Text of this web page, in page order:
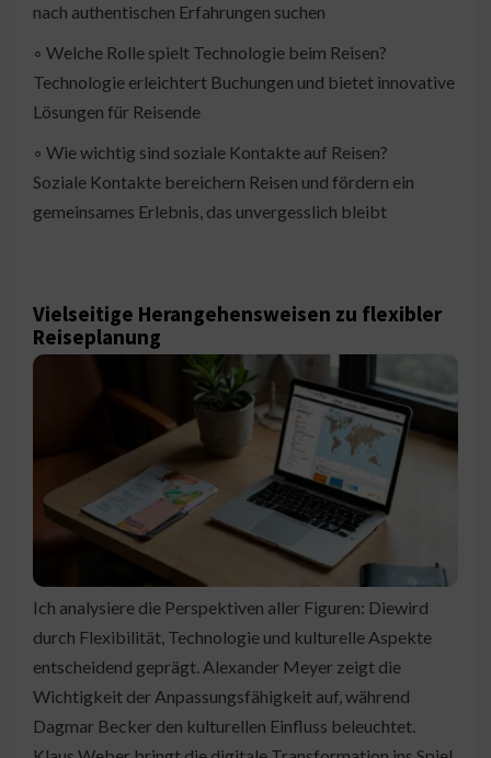
nach authentischen Erfahrungen suchen
◦ Welche Rolle spielt Technologie beim Reisen?
Technologie erleichtert Buchungen und bietet innovative
Lösungen für Reisende
◦ Wie wichtig sind soziale Kontakte auf Reisen?
Soziale Kontakte bereichern Reisen und fördern ein
gemeinsames Erlebnis, das unvergesslich bleibt
Vielseitige Herangehensweisen zu flexibler
Reiseplanung
Ich analysiere die Perspektiven aller Figuren: Diewird
durch Flexibilität, Technologie und kulturelle Aspekte
entscheidend geprägt. Alexander Meyer zeigt die
Wichtigkeit der Anpassungsfähigkeit auf, während
Dagmar Becker den kulturellen Einfluss beleuchtet.